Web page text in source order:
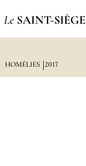
Le SAINT-SIÈGE
HOMÉLIES 2017